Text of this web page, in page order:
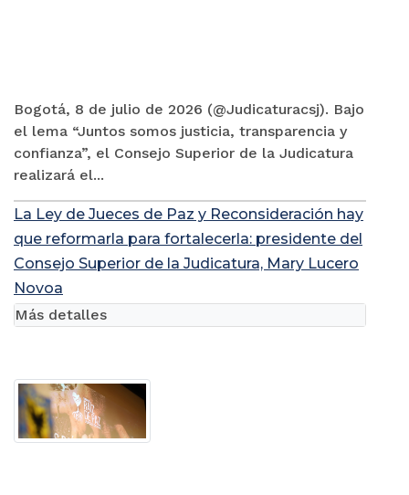
Bogotá, 8 de julio de 2026 (@Judicaturacsj). Bajo
el lema “Juntos somos justicia, transparencia y
confianza”, el Consejo Superior de la Judicatura
realizará el...
La Ley de Jueces de Paz y Reconsideración hay
que reformarla para fortalecerla: presidente del
Consejo Superior de la Judicatura, Mary Lucero
Novoa
Más detalles